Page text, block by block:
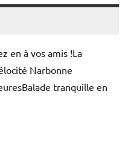
en à vos amis !La
Narbonne
tranquille en